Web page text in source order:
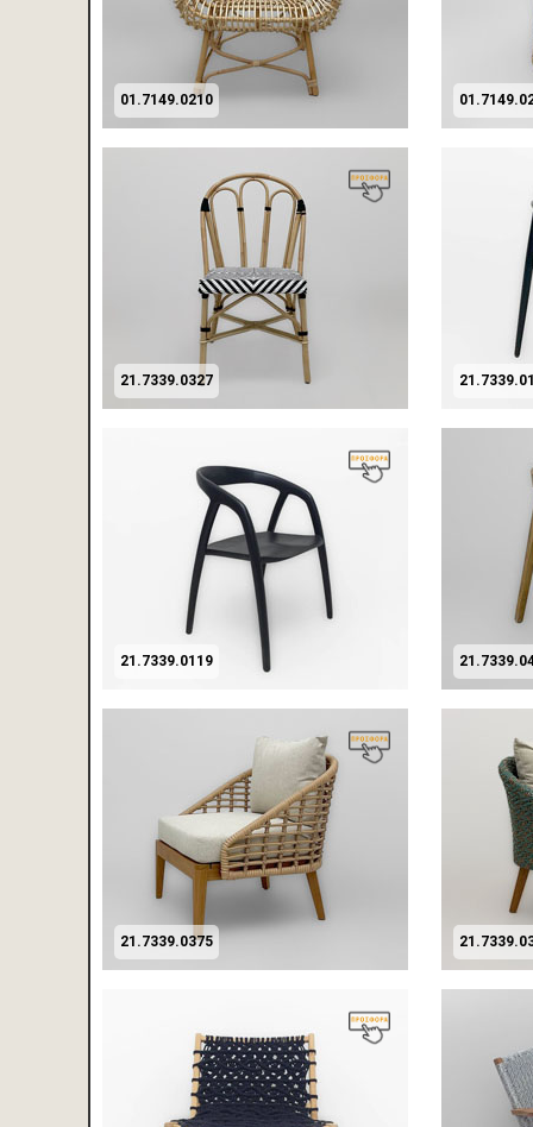
01.7149.0210
21.7339.0327
21.7339.0119
21.7339.0375